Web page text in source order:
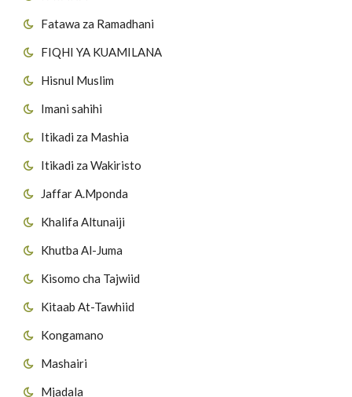
Fatawa za Ramadhani
FIQHI YA KUAMILANA
Hisnul Muslim
Imani sahihi
Itikadi za Mashia
Itikadi za Wakiristo
Jaffar A.Mponda
Khalifa Altunaiji
Khutba Al-Juma
Kisomo cha Tajwiid
Kitaab At-Tawhiid
Kongamano
Mashairi
Mjadala